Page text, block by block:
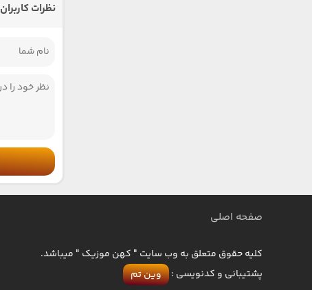
نظرات کاربران
صفحه اصلی
کلیه حقوق متعلق به وب سایت " کهن موزیک " میباشد.
پشتیبانی و کدنویسی :
وین تم